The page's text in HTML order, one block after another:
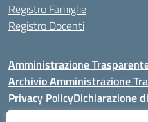
Registro Famiglie
Registro Docenti
Amministrazione
Archivio Amministrazione
Privacy PolicyDichiarazione